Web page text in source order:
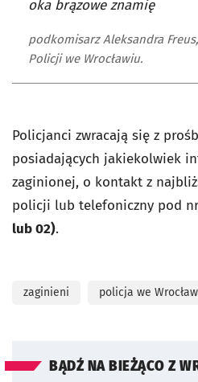
oka brązowe znamię
podkomisarz Aleksandra
Policji we Wrocławiu.
Policjanci zwracają się z
posiadających jakiekolwiek
zaginionej, o kontakt z
policji lub telefoniczny pod
lub 02).
zaginieni policja we
BĄDŹ NA BIEŻĄCO Z